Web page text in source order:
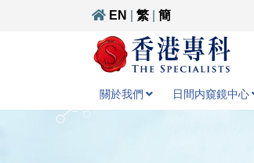
EN 繁 簡
關於我們 日間内窺鏡中心